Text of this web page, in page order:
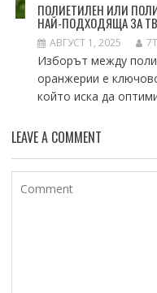
ПОЛИЕТИЛЕН ИЛИ
НАЙ-ПОДХОДЯЩА ЗА
АВГУСТ 1, 2025
Изборът между
оранжерии е
който иска да
LEAVE A COMMENT